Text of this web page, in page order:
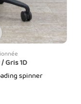
Gris 1D